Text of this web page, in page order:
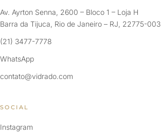
Av. Ayrton Senna, 2600 – Bloco 1 – Loja H
Barra da Tijuca, Rio de Janeiro – RJ, 22775-003
(21) 3477-7778
WhatsApp
contato@vidrado.com
SOCIAL
Instagram